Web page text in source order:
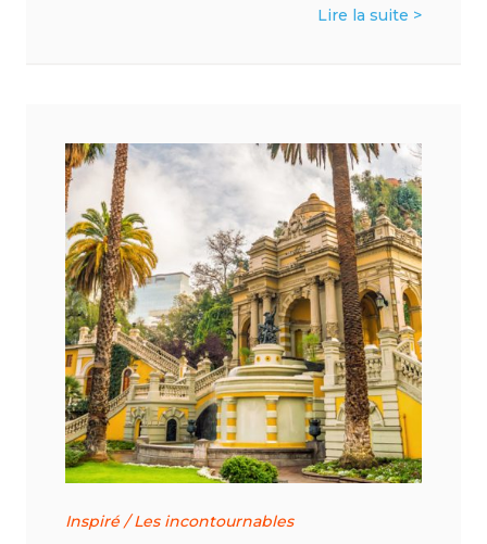
Lire la suite >
Inspiré /Les incontournables